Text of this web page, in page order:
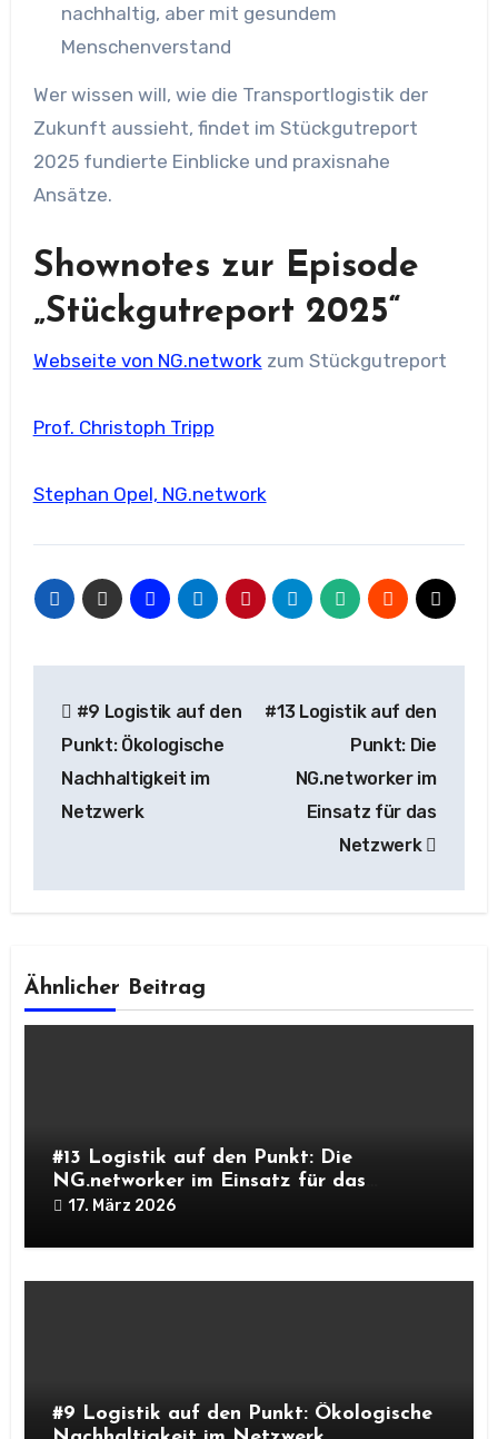
nachhaltig, aber mit gesundem
Menschenverstand
Wer wissen will, wie die Transportlogistik der
Zukunft aussieht, findet im Stückgutreport
2025 fundierte Einblicke und praxisnahe
Ansätze.
Shownotes zur Episode
„Stückgutreport 2025“
Webseite von NG.network zum Stückgutreport
Prof. Christoph Tripp
Stephan Opel, NG.network
#9 Logistik auf den
Punkt: Ökologische
Nachhaltigkeit im
Netzwerk
#13 Logistik auf den
Punkt: Die
NG.networker im
Einsatz für das
Netzwerk
Ähnlicher Beitrag
#13 Logistik auf den Punkt: Die
NG.networker im Einsatz für das
Netzwerk
17. März 2026
#9 Logistik auf den Punkt: Ökologische